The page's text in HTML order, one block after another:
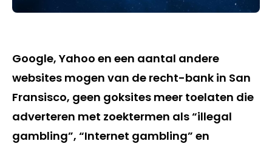
Google, Yahoo en een aantal andere
websites mogen van de recht-bank in San
Fransisco, geen goksites meer toelaten die
adverteren met zoektermen als “illegal
gambling”, “Internet gambling” en